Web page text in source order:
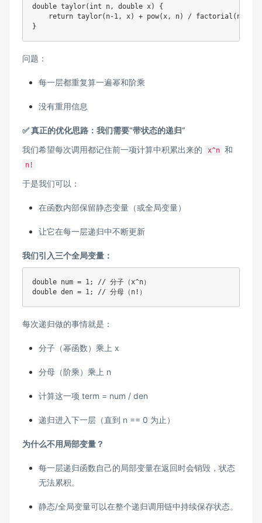
double taylor(int n, double x) {
return taylor(n-1, x) + pow(x, n) / factorial(n);
问题：
每一层都重复算一遍幂和阶乘
没有重用信息
✅ 真正的优化思路：我们需要“带状态的递归”
我们希望每次调用都记住前一项计算中积累出来的
x^n 和
n!
于是我们可以：
在函数内部保留静态变量（或全局变量）
让它在每一层递归中不断更新
我们引入三个全局变量：
double num = 1; // 分子（x^n）
每次递归做的事情就是：
分子（幂函数）乘上 x
分母（阶乘）乘上 n
计算这一项 term = num / den
递归进入下一层（直到 n == 0 为止）
为什么不用局部变量？
每一层递归函数自己的局部变量在返回时会销毁，状态
无法累积。
静态/全局变量可以在整个递归调用链中持续保存状态。